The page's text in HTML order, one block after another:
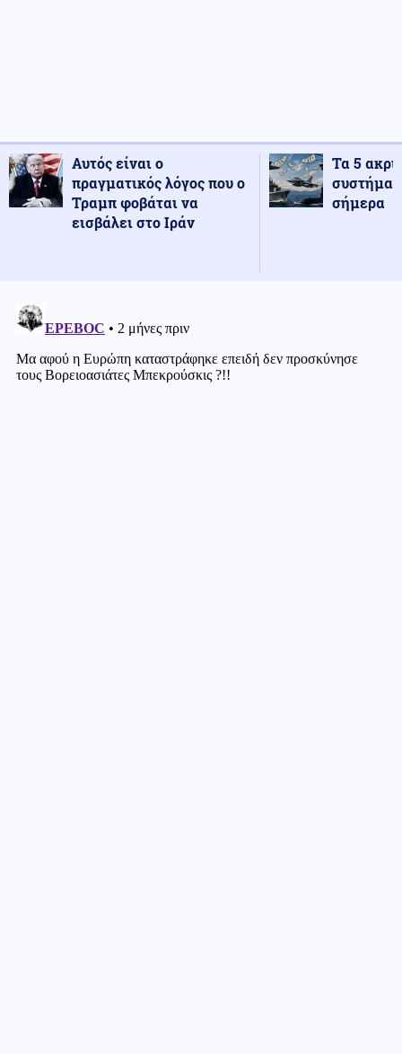
Αυτός είναι ο
πραγματικός λόγος που ο
Τραμπ φοβάται να
εισβάλει στο Ιράν
Τα 5
σήμερα